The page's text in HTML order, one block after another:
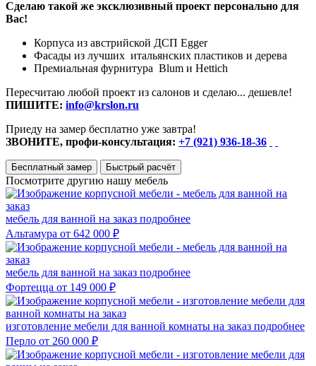
Сделаю такой же эксклюзивный проект персонально для
Вас!
Корпуса из австрийской ДСП Egger
Фасады из лучших итальянских пластиков и дерева
Премиальная фурнитура Blum и Hettich
Пересчитаю любой проект из салонов и сделаю... дешевле!
ПИШИТЕ: info@krslon.ru
Приеду на замер бесплатно уже завтра!
ЗВОНИТЕ, профи-консультация: +7 (921) 936-18-36
Бесплатный замер Быстрый расчёт
Посмотрите другию нашу мебель
мебель для ванной на заказ подробнее
Альтамура от 642 000 ₽
мебель для ванной на заказ подробнее
Фортецца от 149 000 ₽
изготовление мебели для ванной комнаты на заказ подробнее
Перло от 260 000 ₽